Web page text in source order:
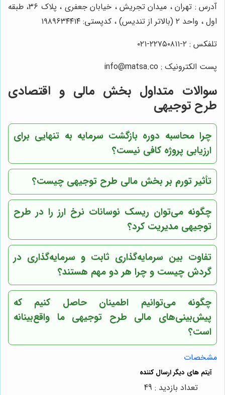
آدرس : تهران ، میدان تجریش ، خیابان جعفری ، پلاک ۳۶، طبقه
اول ، واحد ۲ (بالاتر از تندیس) ، کدپستی: ۱۹۸۹۶۳۴۴۱۴
تلفکس : ۲-۲۲۷۵۰۸۱۱-۰۲۱
پست الکترونیک : info@matsa.co
سوالات متداول بخش مالی و اقتصادی
طرح توجیهی
چرا محاسبه دوره بازگشت سرمایه به تنهایی برای
ارزیابی پروژه کافی نیست؟
تأثیر تورم بر بخش مالی طرح توجیهی چیست؟
چگونه می‌توان ریسک نوسانات نرخ ارز را در طرح
توجیهی مدیریت کرد؟
تفاوت بین سرمایه‌گذاری ثابت و سرمایه‌گذاری در
گردش چیست و چرا هر دو مهم هستند؟
چگونه می‌توانیم اطمینان حاصل کنیم که
پیش‌بینی‌های مالی طرح توجیهی ما واقع‌بینانه
است؟
مشخصات
تعداد بازدید : 49